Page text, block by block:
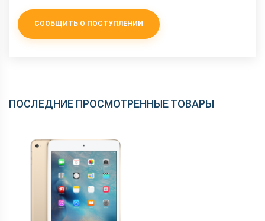
СООБЩИТЬ О ПОСТУПЛЕНИИ
ПОСЛЕДНИЕ ПРОСМОТРЕННЫЕ ТОВАРЫ